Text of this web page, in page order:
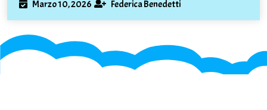
Marzo 10, 2026 Marzo
10,
Federica BenedettiFederica
Benedetti